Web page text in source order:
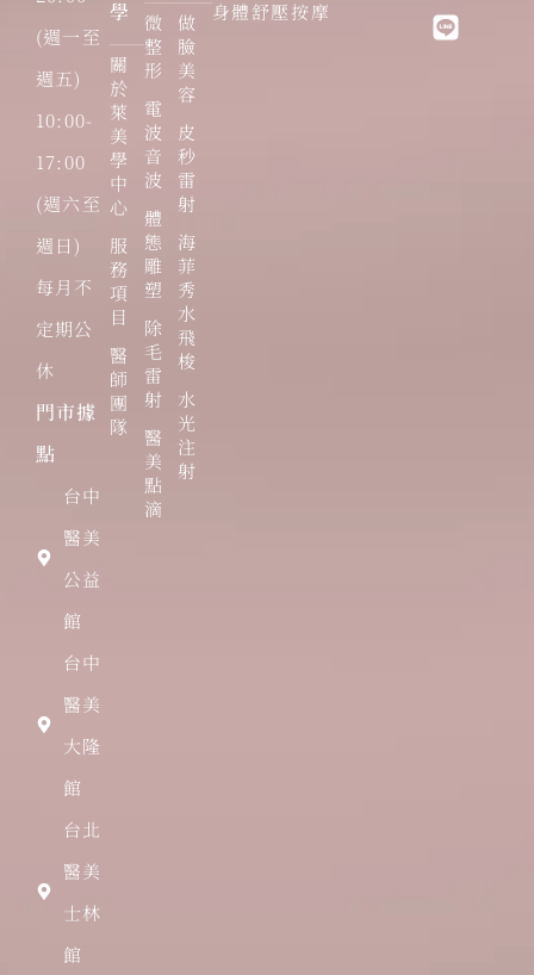
(週一至
週五)
10:00-
17:00
(週六至
週日)
每月不
定期公
休
門市據
點
台中
醫美
公益
館
台中
醫美
大隆
館
台北
醫美
士林
館
學
關
於
萊
美
學
中
心
服
務
項
目
醫
師
團
隊
微
整
形
電
波
音
波
體
態
雕
塑
除
毛
雷
射
醫
美
點
滴
做
臉
美
容
皮
秒
雷
射
海
菲
秀
水
飛
梭
水
光
注
射
身體舒壓按摩